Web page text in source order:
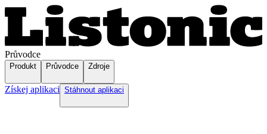
Průvodce
Produkt Průvodce Zdroje
Získej aplikaci Stáhnout aplikaci